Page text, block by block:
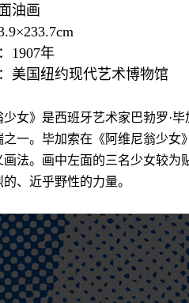
油画
1907年
美国纽约现代艺术博物馆
少女》是西班牙艺术家巴勃罗·
之一。毕加索在《阿维尼翁少
画法。画中左面的三名少女较
、近乎野性的力量。